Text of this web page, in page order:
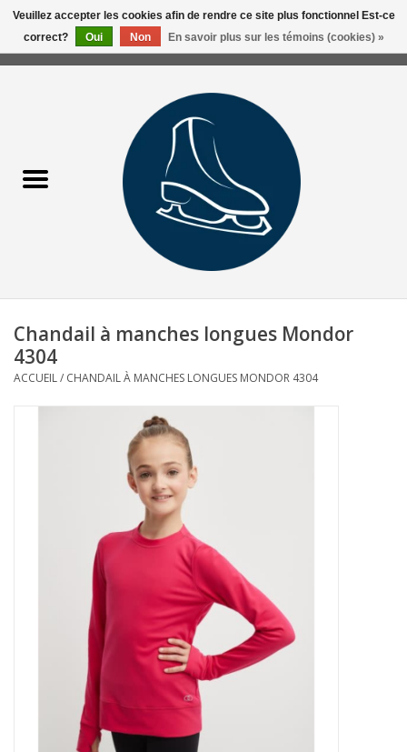
0 Articles - 0,00$CA
Liquidation/Clearance
Patins Usagés
Hockey
Pièces uniques Lamond
Rendez-vous achat de patins
Chandail à manches longues Mondor
4304
ACCUEIL/ CHANDAIL À MANCHES LONGUES MONDOR 4304
Veuillez accepter les cookies afin de rendre ce site plus fonctionnel Est-ce
correct?
Oui Non En savoir plus sur les témoins (cookies) »